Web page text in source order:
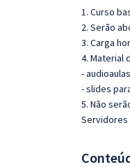
1. Curso
2. Serão
3. Carga
4. Material
- audioaulas
- slides
5. Não
Servidores